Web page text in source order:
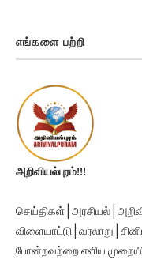
எங்களை பற்றி
அறிவியல்புரம்!!!
செய்திகள் | அரசியல் |
விளையாட்டு | வரலாறு |
போன்றவற்றை எளிய